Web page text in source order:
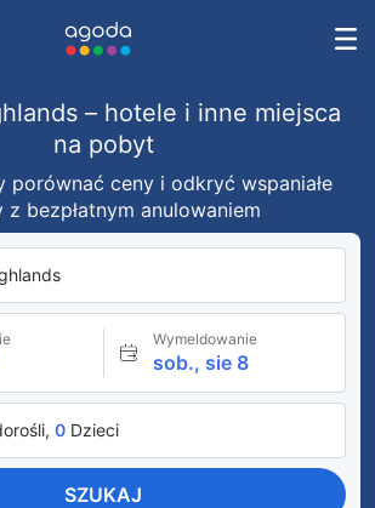
– hotele i inne miejsca
na pobyt
porównać ceny i odkryć wspaniałe
bezpłatnym anulowaniem
Wymeldowanie
sob., sie 8
0 Dzieci
SZUKAJ